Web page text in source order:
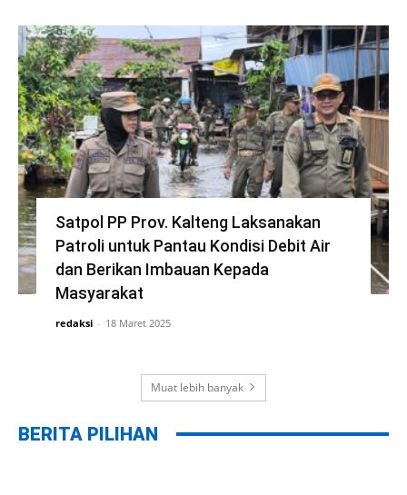
Satpol PP Prov. Kalteng Laksanakan
Patroli untuk Pantau Kondisi Debit Air
dan Berikan Imbauan Kepada
Masyarakat
redaksi - 18 Maret 2025
Muat lebih banyak
BERITA PILIHAN